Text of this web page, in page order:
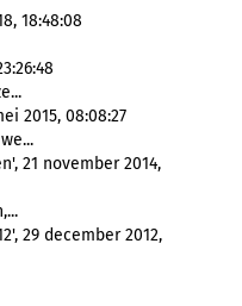
18:48:08
2015, 08:08:27
21 november 2014,
29 december 2012,